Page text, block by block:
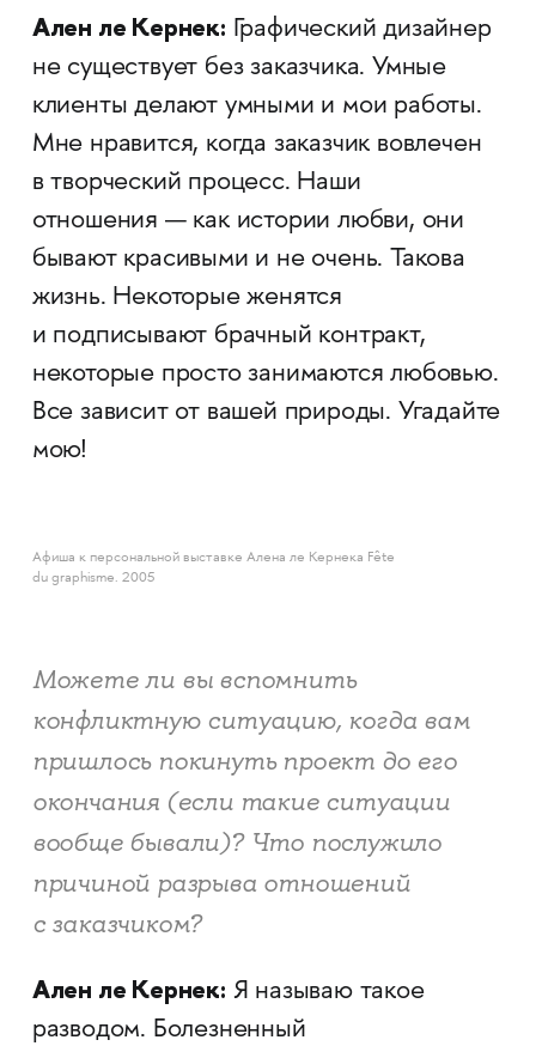
Ален ле Кернек: Графический дизайнер
не существует без заказчика. Умные
клиенты делают умными и мои работы.
Мне нравится, когда заказчик вовлечен
в творческий процесс. Наши
отношения — как истории любви, они
бывают красивыми и не очень. Такова
жизнь. Некоторые женятся
и подписывают брачный контракт,
некоторые просто занимаются любовью.
Все зависит от вашей природы. Угадайте
мою!
Афиша к персональной выставке Алена ле Кернека Fête
du graphisme. 2005
Можете ли вы вспомнить
конфликтную ситуацию, когда вам
пришлось покинуть проект до его
окончания (если такие ситуации
вообще бывали)? Что послужило
причиной разрыва отношений
с заказчиком?
Ален ле Кернек: Я называю такое
разводом. Болезненный